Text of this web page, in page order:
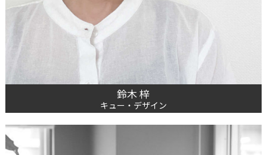
鈴木 梓
キュー・デザイン